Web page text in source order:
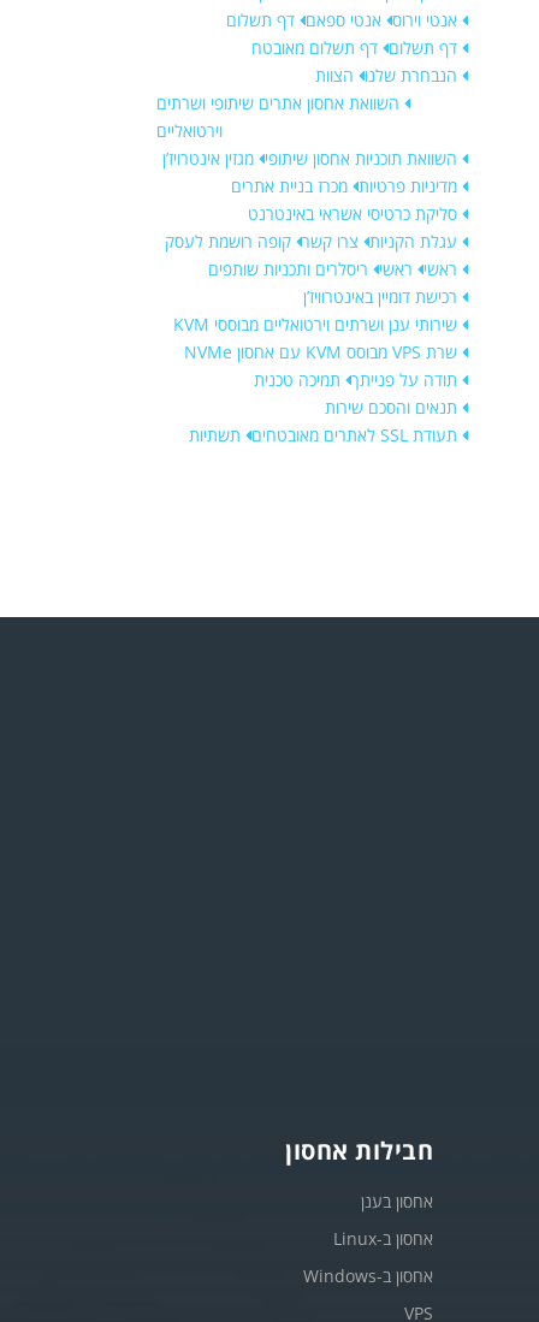
אנטי וירוס אנטי ספאם דף תשלום
דף תשלום דף תשלום מאובטח
הנבחרת שלנו הצוות
השוואת אחסון אתרים שיתופי ושרתים
וירטואליים
השוואת תוכניות אחסון שיתופי מגזין אינטרויז’ן
מדיניות פרטיות מכרז בניית אתרים
סליקת כרטיסי אשראי באינטרנט
עגלת הקניות צרו קשר קופה רושמת לעסק
ראשי ראשי ריסלרים ותכניות שותפים
רכישת דומיין באינטרוויז’ן
שירותי ענן ושרתים וירטואליים מבוססי KVM
שרת VPS מבוסס KVM עם אחסון NVMe
תודה על פנייתך תמיכה טכנית
תנאים והסכם שירות
תעודת SSL לאתרים מאובטחים
תשתיות
חבילות אחסון
אחסון בענן
אחסון ב-Linux
אחסון ב-Windows
VPS